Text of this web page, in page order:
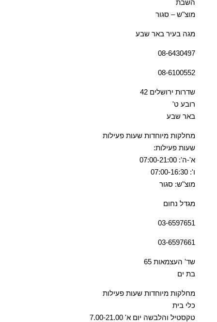
השבת
מוצ"ש – סגור
מגה בעיר באר שבע
08-6430497
08-6100552
שדרות ירושלים 42
רובע ט'
באר שבע
מחלקות מיוחדות שעות פעילות
שעות פעילות:
א'-ה': 07:00-21:00
ו': 07:00-16:30
מוצ"ש: סגור
מגדל נחום
03-6597651
03-6597661
שד' העצמאות 65
בת ים
מחלקות מיוחדות שעות פעילות
כלי בית
טקסטיל והלבשה יום א' 7.00-21.00